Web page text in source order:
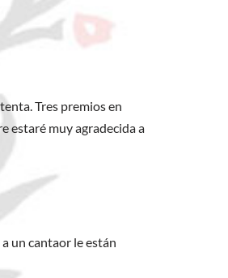
Tres premios en
estaré muy agradecida a
un cantaor le están